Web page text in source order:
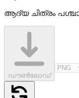
ആദ്യ ചിത്രം
ഡൗൺലോഡ്